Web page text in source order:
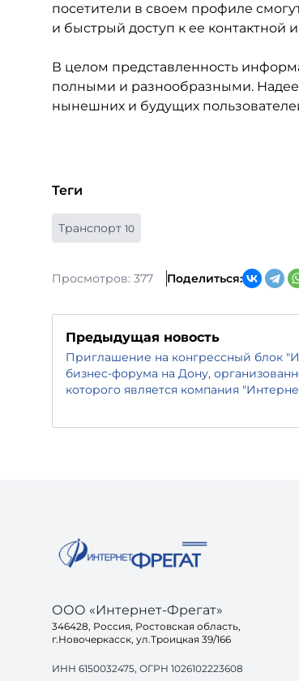
посетители в своем профиле
и быстрый доступ к ее контактной
В целом представленность
полными и разнообразными.
нынешних и будущих
Теги
Транспорт 10
Просмотров: 377 Поделиться:
Предыдущая новость
Приглашение на конгрессный блок
бизнес-форума на Дону,
которого является компания
ООО «Интернет-Фрегат»
346428, Россия, Ростовская область,
г.Новочеркасск, ул.Троицкая 39/166
ИНН 6150032475, ОГРН 1026102223608